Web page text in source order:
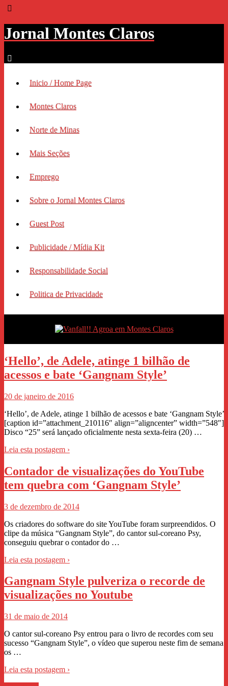
Jornal Montes Claros
Inicio / Home Page
Montes Claros
Norte de Minas
Mais Seções
Emprego
Sobre o Jornal Montes Claros
Guest Post
Publicidade / Mídia Kit
Responsabilidade Social
Politica de Privacidade
‘Hello’, de Adele, atinge 1 bilhão de
acessos e bate ‘Gangnam Style’
20 de janeiro de 2016
‘Hello’, de Adele, atinge 1 bilhão de acessos e bate ‘Gangnam Style’
[caption id=”attachment_210116″ align=”aligncenter” width=”548″]
Disco “25” será lançado oficialmente nesta sexta-feira (20) …
Leia esta postagem ›
Contador de visualizações do YouTube
tem quebra com ‘Gangnam Style’
3 de dezembro de 2014
Os criadores do software do site YouTube foram surpreendidos. O
clipe da música “Gangnam Style”, do cantor sul-coreano Psy,
conseguiu quebrar o contador do …
Leia esta postagem ›
Gangnam Style pulveriza o recorde de
visualizações no Youtube
31 de maio de 2014
O cantor sul-coreano Psy entrou para o livro de recordes com seu
sucesso “Gangnam Style”, o vídeo que superou neste fim de semana
os …
Leia esta postagem ›